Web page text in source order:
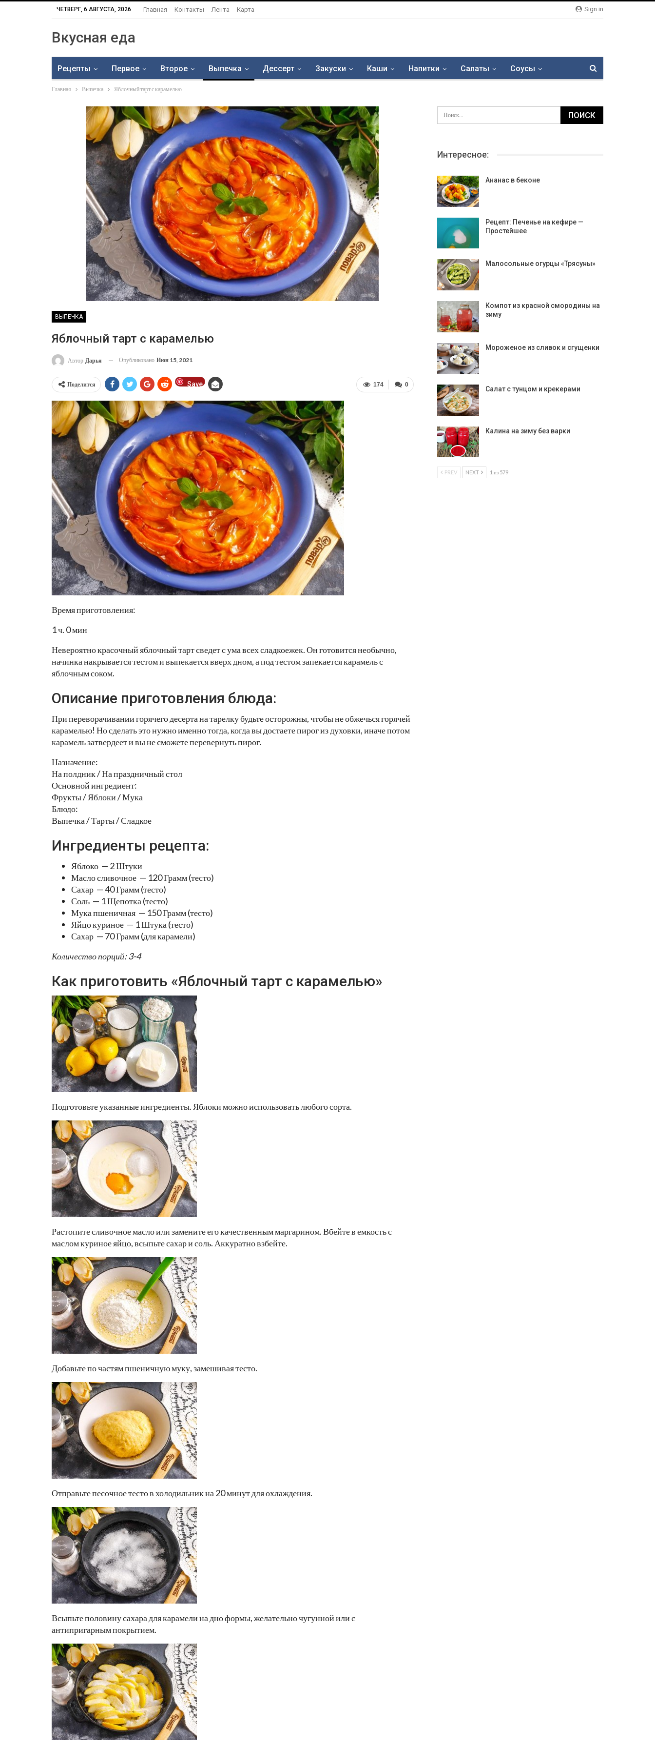
Sign in
ЧЕТВЕРГ, 6 АВГУСТА, 2026 Главная Контакты Лента Карта
Вкусная еда
Рецепты Первое Второе Выпечка Дессерт Закуски Каши Напитки Салаты Соусы
Главная Выпечка Яблочный тарт с карамелью
ВЫПЕЧКА
Яблочный тарт с карамелью
Автор Дарья Опубликовано Июн 15, 2021
0
174
Поделится Save
Время приготовления:
1 ч. 0 мин
Невероятно красочный яблочный тарт сведет с ума всех сладкоежек. Он готовится необычно,
начинка накрывается тестом и выпекается вверх дном, а под тестом запекается карамель с
яблочным соком.
Описание приготовления блюда:
При переворачивании горячего десерта на тарелку будьте осторожны, чтобы не обжечься горячей
карамелью! Но сделать это нужно именно тогда, когда вы достаете пирог из духовки, иначе потом
карамель затвердеет и вы не сможете перевернуть пирог.
Назначение:
На полдник / На праздничный стол
Основной ингредиент:
Фрукты / Яблоки / Мука
Блюдо:
Выпечка / Тарты / Сладкое
Ингредиенты рецепта:
Яблоко — 2 Штуки
Масло сливочное — 120 Грамм (тесто)
Сахар — 40 Грамм (тесто)
Соль — 1 Щепотка (тесто)
Мука пшеничная — 150 Грамм (тесто)
Яйцо куриное — 1 Штука (тесто)
Сахар — 70 Грамм (для карамели)
Количество порций: 3-4
Как приготовить «Яблочный тарт с карамелью»
Подготовьте указанные ингредиенты. Яблоки можно использовать любого сорта.
Растопите сливочное масло или замените его качественным маргарином. Вбейте в емкость с
маслом куриное яйцо, всыпьте сахар и соль. Аккуратно взбейте.
Добавьте по частям пшеничную муку, замешивая тесто.
Отправьте песочное тесто в холодильник на 20 минут для охлаждения.
Всыпьте половину сахара для карамели на дно формы, желательно чугунной или с
антипригарным покрытием.
Интересное:
Ананас в беконе
Рецепт: Печенье на кефире —
Простейшее
Малосольные огурцы «Трясуны»
Компот из красной смородины на
зиму
Мороженое из сливок и сгущенки
Салат с тунцом и крекерами
Калина на зиму без варки
PREV NEXT 1 из 579